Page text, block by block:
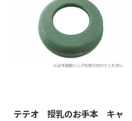
テテオ 授乳のお手本 キャ